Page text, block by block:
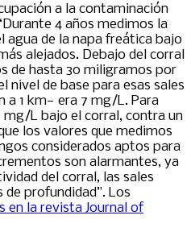
a la contaminación
4 años medimos la
agua de la napa freática bajo
alejados. Debajo del corral
de hasta 30 miligramos por
de base para esas sales
a 1 km— era 7 mg/L. Para
mg/L bajo el corral, contra un
los valores que medimos
considerados aptos para
son alarmantes, ya
del corral, las sales
de profundidad”. Los
en la revista Journal of